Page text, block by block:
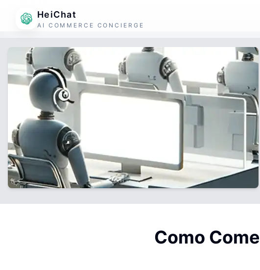
HeiChat
AI COMMERCE CONCIERGE
Como